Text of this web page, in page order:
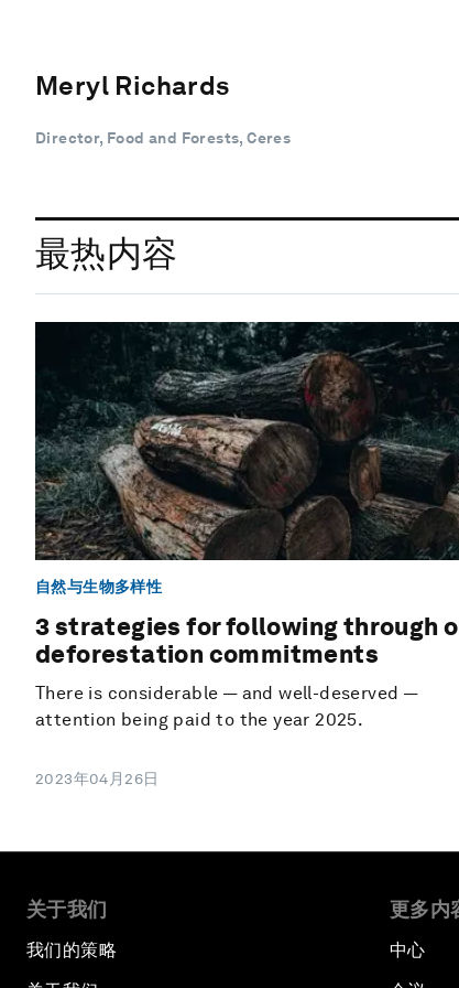
Meryl Richards
Director, Food and Forests, Ceres
最热内容
自然与生物多样性
3 strategies for following through
deforestation commitments
There is considerable — and well-deserved —
attention being paid to the year 2025.
2023年04月26日
关于我们
我们的策略
更多内
中心